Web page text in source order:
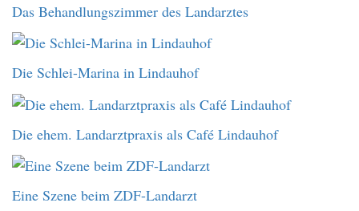
Das Behandlungszimmer des Landarztes
Die Schlei-Marina in Lindauhof
Die ehem. Landarztpraxis als Café Lindauhof
Eine Szene beim ZDF-Landarzt